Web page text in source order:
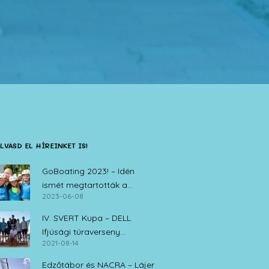
EL HÍREINKET IS!
GoBoating 2023! – Idén
ismét megtartották a
vitorlás iskolák nyílt napját
2023-06-08
IV. SVERT Kupa – DELL
Ifjúsági túraverseny
Zamárdi, 2021. augusztus 14.
2021-08-14
Edzőtábor és NACRA – Lájer